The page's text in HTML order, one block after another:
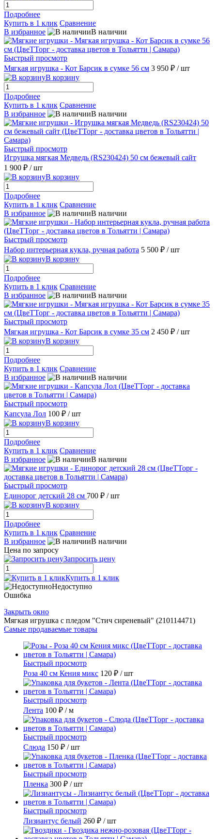
Подробнее
Купить в 1 клик Сравнение
В избранное
В наличии
Быстрый просмотр
Мягкая игрушка - Кот Барсик в сумке 56 см 3 950 ₽ / шт
В корзину
Подробнее
Купить в 1 клик Сравнение
В избранное
В наличии
Быстрый просмотр
Игрушка мягкая Медведь (RS230424) 50 см бежевый сайт
1 900 ₽ / шт
В корзину
Подробнее
Купить в 1 клик Сравнение
В избранное
В наличии
Быстрый просмотр
Набор интерьерная кукла, ручная работа 5 500 ₽ / шт
В корзину
Подробнее
Купить в 1 клик Сравнение
В избранное
В наличии
Быстрый просмотр
Мягкая игрушка - Кот Барсик в сумке 35 см 2 450 ₽ / шт
В корзину
Подробнее
Купить в 1 клик Сравнение
В избранное
В наличии
Быстрый просмотр
Капсула Лол 100 ₽ / шт
В корзину
Подробнее
Купить в 1 клик Сравнение
В избранное
В наличии
Быстрый просмотр
Единорог детский 28 см 700 ₽ / шт
В корзину
Подробнее
Купить в 1 клик Сравнение
В избранное
В наличии
Цена по запросу
Запросить цену
Купить в 1 клик
Недоступно
Ошибка
Закрыть окно
Мягкая игрушка с пледом "Стич сиреневый" (210114471)
Самые продаваемые товары
Быстрый просмотр
Роза 40 см Кения микс 120 ₽ / шт
Быстрый просмотр
Лента 100 ₽ / м
Быстрый просмотр
Слюда 150 ₽ / шт
Быстрый просмотр
Пленка 300 ₽ / шт
Быстрый просмотр
Лизиантус белый 260 ₽ / шт